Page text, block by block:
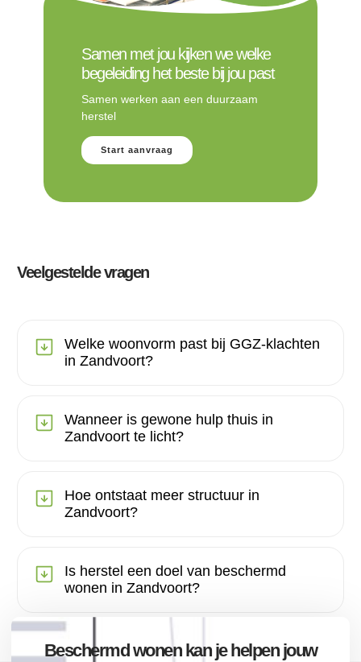
Samen met jou kijken we welke
begeleiding het beste bij jou past
Samen werken aan een duurzaam
herstel
Start aanvraag
Veelgestelde vragen
Welke woonvorm past bij GGZ-klachten
in Zandvoort?
Wanneer is gewone hulp thuis in
Zandvoort te licht?
Hoe ontstaat meer structuur in
Zandvoort?
Is herstel een doel van beschermd
wonen in Zandvoort?
Beschermd wonen kan je helpen jouw